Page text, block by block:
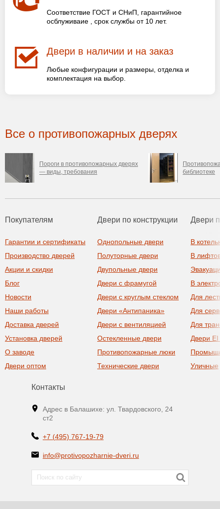
Соответствие ГОСТ и СНиП, гарантийное
осблуживаие , срок службы от 10 лет.
Двери в наличии и на заказ
Любые конфигурации и размеры, отделка и
комплектация на выбор.
Все о противопожарных дверях
Пороги в противопожарных дверях
— виды, требования
библиотеке
Покупателям
Гарантии и сертификаты
Производство дверей
Акции и скидки
Блог
Новости
Наши работы
Доставка дверей
Установка дверей
О заводе
Двери оптом
Двери по конструкции
Однопольные двери
Полуторные двери
Двупольные двери
Двери с фрамугой
Двери с круглым стеклом
Двери «Антипаника»
Двери с вентиляцией
Остекленные двери
Противопожарные люки
Технические двери
Двери
В
В
В
Для
Для
Для
Двери
Уличные
Контакты
Адрес в Балашихе: ул. Твардовского, 24
ст2
+7 (495) 767-19-79
info@protivopozharnie-dveri.ru